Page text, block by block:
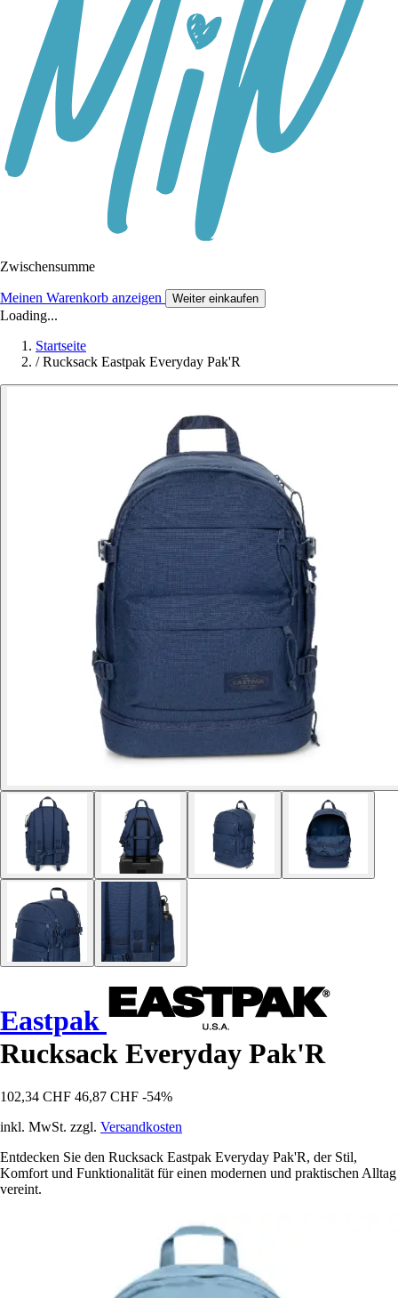
Zwischensumme
Meinen Warenkorb anzeigen Weiter einkaufen
Loading...
Startseite
/ Rucksack Eastpak Everyday Pak'R
Eastpak
Rucksack Everyday Pak'R
102,34 CHF 46,87 CHF -54%
inkl. MwSt. zzgl. Versandkosten
Entdecken Sie den Rucksack Eastpak Everyday Pak'R, der Stil,
Komfort und Funktionalität für einen modernen und praktischen Alltag
vereint.